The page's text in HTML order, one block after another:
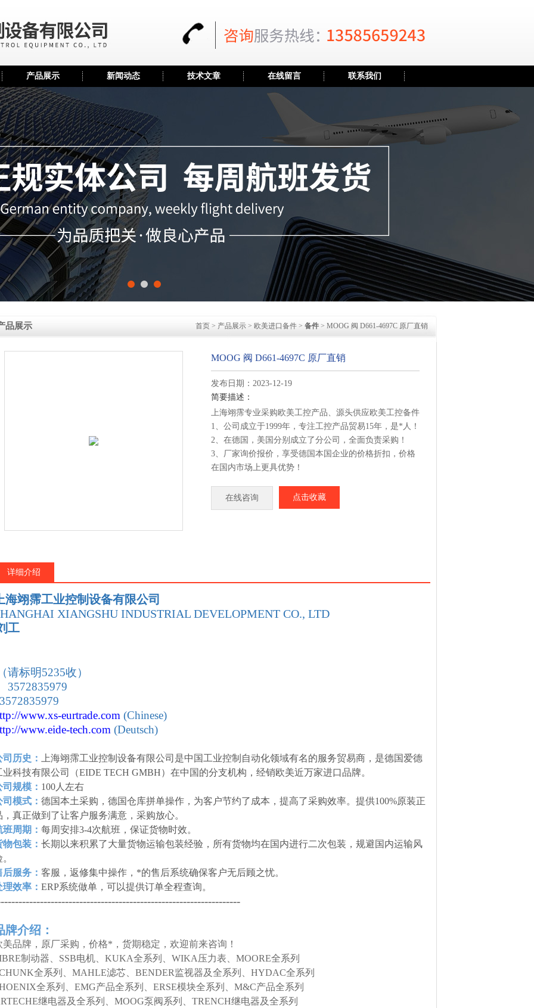
产品展示 新闻动态 技术文章 在线留言 联系我们
品展示 首页 > 产品展示 > 欧美进口备件 > 备件 > MOOG 阀 D661-4697C 原厂直销
MOOG 阀 D661-4697C 原厂直销
发布日期：2023-12-19
简要描述：
上海翊霈专业采购欧美工控产品、源头供应欧美工控备件
1、公司成立于1999年，专注工控产品贸易15年，是*人！
2、在德国，美国分别成立了分公司，全面负责采购！
3、厂家询价报价，享受德国本国企业的价格折扣，价格
在国内市场上更具优势！
部发货！
MOOG 阀 D661-4697C 原厂直销
在线咨询 点击收藏
详细介绍
海翊霈工业控制设备有限公司
XIANGSHU INDUSTRIAL DEVELOPMENT CO., LTD
工
请标明5235收）
3572835979
www.xs-eurtrade.com (Chinese)
www.eide-tech.com (Deutsch)
司历史：
上海翊霈工业控制设备有限公司是中国工业控制自动化领域有名的服务贸易商，是德国爱德
业科技有限公司（EIDE TECH GMBH）在中国的分支机构，经销欧美近万家进口品牌。
司规模： 100人左右
司模式： 德国本土采购，德国仓库拼单操作，为客户节约了成本，提高了采购效率。提供100%原装正
，真正做到了让客户服务满意，采购放心。
班周期： 每周安排3-4次航班，保证货物时效。
物包装： 长期以来积累了大量货物运输包装经验，所有货物均在国内进行二次包装，规避国内运输风
后服务： 客服，返修集中操作，*的售后系统确保客户无后顾之忧。
理效率： ERP系统做单，可以提供订单全程查询。
牌介绍：
美品牌，原厂采购，价格*，货期稳定，欢迎前来咨询！
制动器、SSB电机、KUKA全系列、WIKA压力表、MOORE全系列
全系列、MAHLE滤芯、BENDER监视器及全系列、HYDAC全系列
全系列、EMG产品全系列、ERSE模块全系列、M&C产品全系列
继电器及全系列、MOOG泵阀系列、TRENCH继电器及全系列